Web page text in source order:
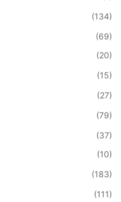
(134)
(69)
(20)
(15)
(27)
(79)
(37)
(10)
(183)
(111)